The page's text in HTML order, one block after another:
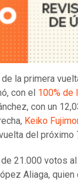
la primera
con el 100% de
con un
Keiko
del próximo
21.000 votos
Aliaga,